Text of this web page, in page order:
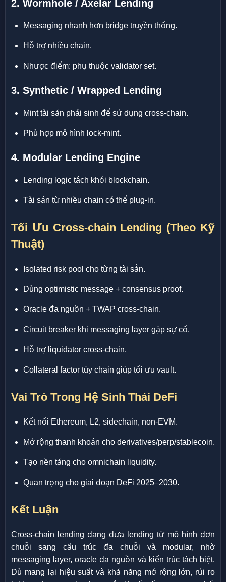
2. Wormhole / Axelar Lending
Messaging nhanh hơn bridge truyền thống.
Hỗ trợ nhiều chain.
Nhược điểm: phụ thuộc validator set.
3. Synthetic / Wrapped Lending
Mint tài sản phái sinh để sử dụng cross-chain.
Phù hợp mô hình lock-mint.
4. Modular Lending Engine
Lending logic tách khỏi blockchain.
Tài sản từ nhiều chain có thể plug-in.
Tối Ưu Cross-chain Lending (Theo Kỹ
Thuật)
Isolated risk pool cho từng tài sản.
Dùng optimistic message + consensus proof.
Oracle đa nguồn + TWAP cross-chain.
Circuit breaker khi messaging layer gặp sự cố.
Hỗ trợ liquidator cross-chain.
Collateral factor tùy chain giúp tối ưu vault.
Vai Trò Trong Hệ Sinh Thái DeFi
Kết nối Ethereum, L2, sidechain, non-EVM.
Mở rộng thanh khoản cho derivatives/perp/stablecoin.
Tạo nền tảng cho omnichain liquidity.
Quan trọng cho giai đoạn DeFi 2025–2030.
Kết Luận
Cross-chain lending đang đưa lending từ mô hình đơn
chuỗi sang cấu trúc đa chuỗi và modular, nhờ
messaging layer, oracle đa nguồn và kiến trúc tách biệt.
Dù mang lại hiệu suất và khả năng mở rộng lớn, rủi ro